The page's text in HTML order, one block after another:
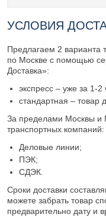
УСЛОВИЯ
Предлагаем 2 варианта
по Москве с помощью
Доставка»:
экспресс – уже за 1-2
стандартная – товар
За пределами Москвы и
транспортных компаний:
Деловые линии;
ПЭК;
СДЭК.
Сроки доставки
можете забрать товар
предварительно дату и